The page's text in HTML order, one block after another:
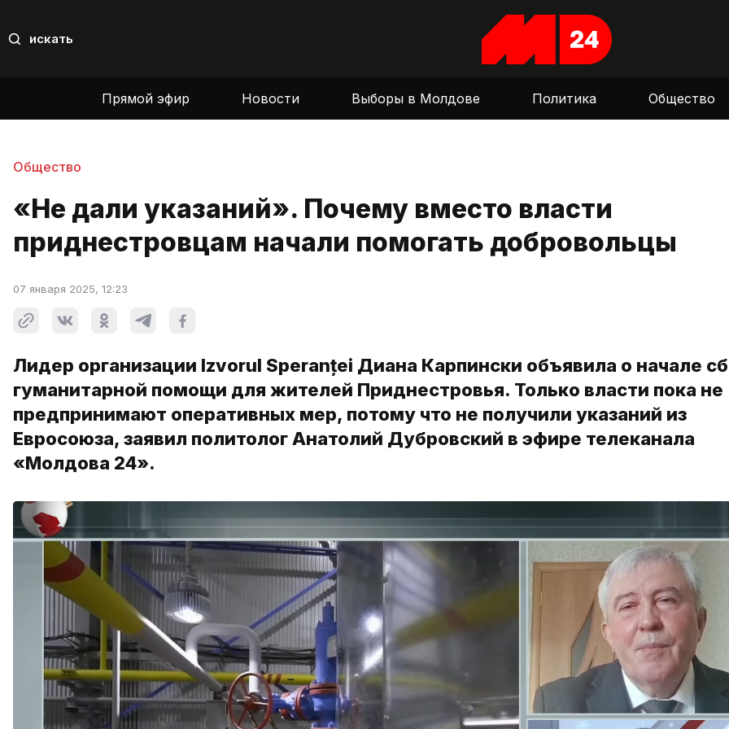
искать
Прямой эфир Новости Выборы в Молдове Политика Общество
Общество
«Не дали указаний». Почему вместо власти
приднестровцам начали помогать добровольцы
07 января 2025, 12:23
Лидер организации Izvorul Speranței Диана Карпински объявила о начале
гуманитарной помощи для жителей Приднестровья. Только власти пока не
предпринимают оперативных мер, потому что не получили указаний из
Евросоюза, заявил политолог Анатолий Дубровский в эфире телеканала
«Молдова 24».